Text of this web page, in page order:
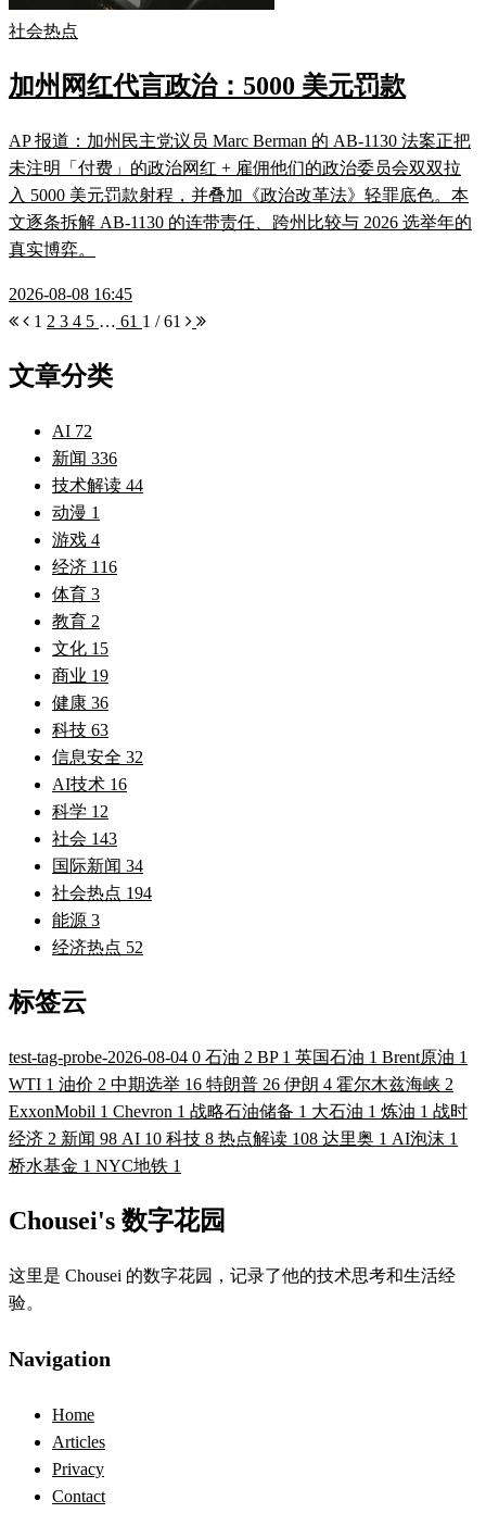
社会热点
加州网红代言政治：5000 美元罚款
AP 报道：加州民主党议员 Marc Berman 的 AB-1130 法案正把
未注明「付费」的政治网红 + 雇佣他们的政治委员会双双拉
入 5000 美元罚款射程，并叠加《政治改革法》轻罪底色。本
文逐条拆解 AB-1130 的连带责任、跨州比较与 2026 选举年的
真实博弈。
2026-08-08 16:45
1 2 3 4 5 … 61 1 / 61
文章分类
AI 72
新闻 336
技术解读 44
动漫 1
游戏 4
经济 116
体育 3
教育 2
文化 15
商业 19
健康 36
科技 63
信息安全 32
AI技术 16
科学 12
社会 143
国际新闻 34
社会热点 194
能源 3
经济热点 52
标签云
test-tag-probe-2026-08-04 0 石油 2 BP 1 英国石油 1 Brent原油 1
WTI 1 油价 2 中期选举 16 特朗普 26 伊朗 4 霍尔木兹海峡 2
ExxonMobil 1 Chevron 1 战略石油储备 1 大石油 1 炼油 1 战时
经济 2 新闻 98 AI 10 科技 8 热点解读 108 达里奥 1 AI泡沫 1
桥水基金 1 NYC地铁 1
Chousei's 数字花园
这里是 Chousei 的数字花园，记录了他的技术思考和生活经
验。
Navigation
Home
Articles
Privacy
Contact